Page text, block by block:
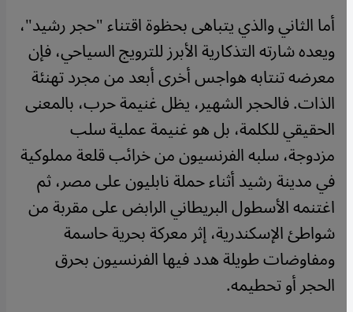
أما الثاني والذي يتباهى بحظوة اقتناء "حجر رشيد"،
ويعده شارته التذكارية الأبرز للترويج السياحي، فإن
معرضه تنتابه هواجس أخرى أبعد من مجرد تهنئة
الذات. فالحجر الشهير، يظل غنيمة حرب، بالمعنى
الحقيقي للكلمة، بل هو غنيمة عملية سلب
مزدوجة، سلبه الفرنسيون من خرائب قلعة مملوكية
في مدينة رشيد أثناء حملة نابليون على مصر، ثم
اغتنمه الأسطول البريطاني الرابض على مقربة من
شواطئ الإسكندرية، إثر معركة بحرية حاسمة
ومفاوضات طويلة هدد فيها الفرنسيون بحرق
الحجر أو تحطيمه.